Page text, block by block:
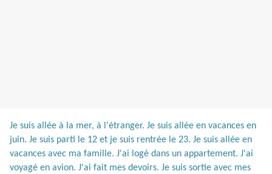
Je suis allée à la mer, à l'étranger. Je suis allée en vacances en
juin. Je suis parti le 12 et je suis rentrée le 23. Je suis allée en
vacances avec ma famille. J'ai logé dans un appartement. J'ai
voyagé en avion. J'ai fait mes devoirs. Je suis sortie avec mes